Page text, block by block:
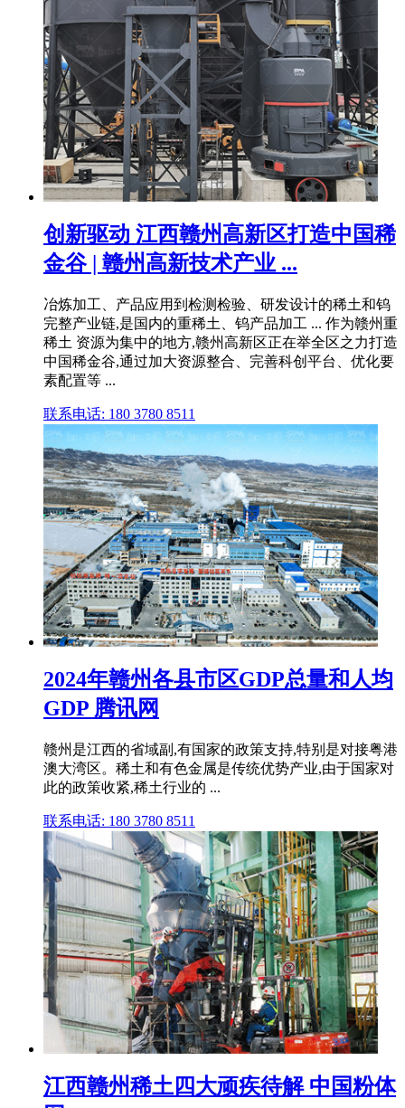
创新驱动 江西赣州高新区打造中国稀
金谷 | 赣州高新技术产业 ...
冶炼加工、产品应用到检测检验、研发设计的稀土和钨
完整产业链,是国内的重稀土、钨产品加工 ... 作为赣州重
稀土 资源为集中的地方,赣州高新区正在举全区之力打造
中国稀金谷,通过加大资源整合、完善科创平台、优化要
素配置等 ...
联系电话: 180 3780 8511
2024年赣州各县市区GDP总量和人均
GDP 腾讯网
赣州是江西的省域副,有国家的政策支持,特别是对接粤港
澳大湾区。稀土和有色金属是传统优势产业,由于国家对
此的政策收紧,稀土行业的 ...
联系电话: 180 3780 8511
江西赣州稀土四大顽疾待解 中国粉体